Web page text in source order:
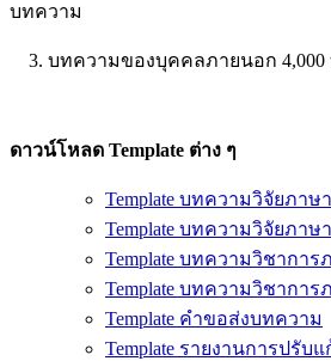
บทความ
3. บทความของบุคคลภายนอก 4,000
ดาวน์โหลด Template ต่าง ๆ
Template บทความวิจัยภาษ
Template บทความวิจัยภาษ
Template บทความวิชาการ
Template บทความวิชากา
Template คำขอส่งบทความ
Template รายงานการปรับ